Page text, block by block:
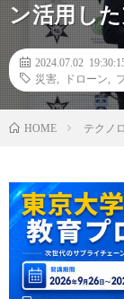
ン活用し
2024.07.02
災害
ドローン
HOME テクノ